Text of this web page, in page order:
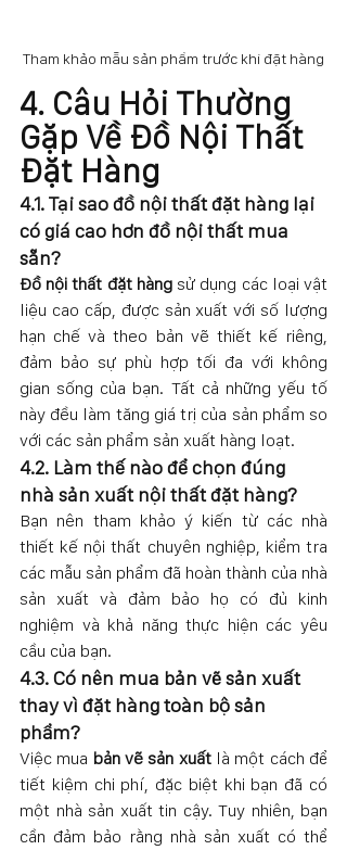
Tham khảo mẫu sản phẩm trước khi đặt hàng
4. Câu Hỏi Thường
Gặp Về Đồ Nội Thất
Đặt Hàng
4.1. Tại sao đồ nội thất đặt hàng lại
có giá cao hơn đồ nội thất mua
sẵn?
Đồ nội thất đặt hàng sử dụng các loại vật
liệu cao cấp, được sản xuất với số lượng
hạn chế và theo bản vẽ thiết kế riêng,
đảm bảo sự phù hợp tối đa với không
gian sống của bạn. Tất cả những yếu tố
này đều làm tăng giá trị của sản phẩm so
với các sản phẩm sản xuất hàng loạt.
4.2. Làm thế nào để chọn đúng
nhà sản xuất nội thất đặt hàng?
Bạn nên tham khảo ý kiến từ các nhà
thiết kế nội thất chuyên nghiệp, kiểm tra
các mẫu sản phẩm đã hoàn thành của nhà
sản xuất và đảm bảo họ có đủ kinh
nghiệm và khả năng thực hiện các yêu
cầu của bạn.
4.3. Có nên mua bản vẽ sản xuất
thay vì đặt hàng toàn bộ sản
phẩm?
Việc mua bản vẽ sản xuất là một cách để
tiết kiệm chi phí, đặc biệt khi bạn đã có
một nhà sản xuất tin cậy. Tuy nhiên, bạn
cần đảm bảo rằng nhà sản xuất có thể